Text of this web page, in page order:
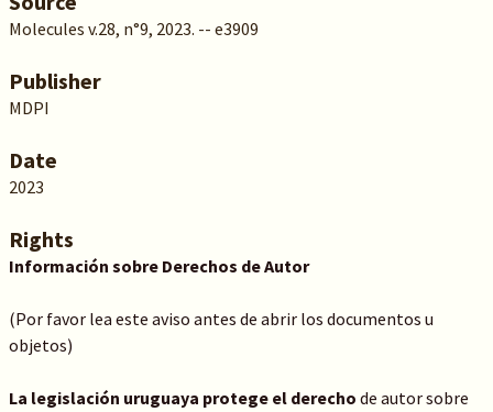
Molecules v.28, n°9, 2023. -- e3909
Publisher
MDPI
Date
2023
Rights
Información sobre Derechos de Autor
(Por favor lea este aviso antes de abrir los documentos u
objetos)
La legislación uruguaya protege el derecho de autor sobre